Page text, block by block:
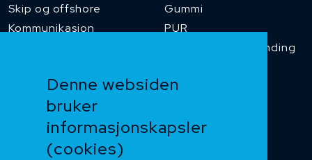
Denne websiden
bruker
informasjonskapsler
(cookies)
Skip og offshore
Kommunikasjon
Gummi
PUR
Temperaturbestanding
Heis og kran
Kategorikabel